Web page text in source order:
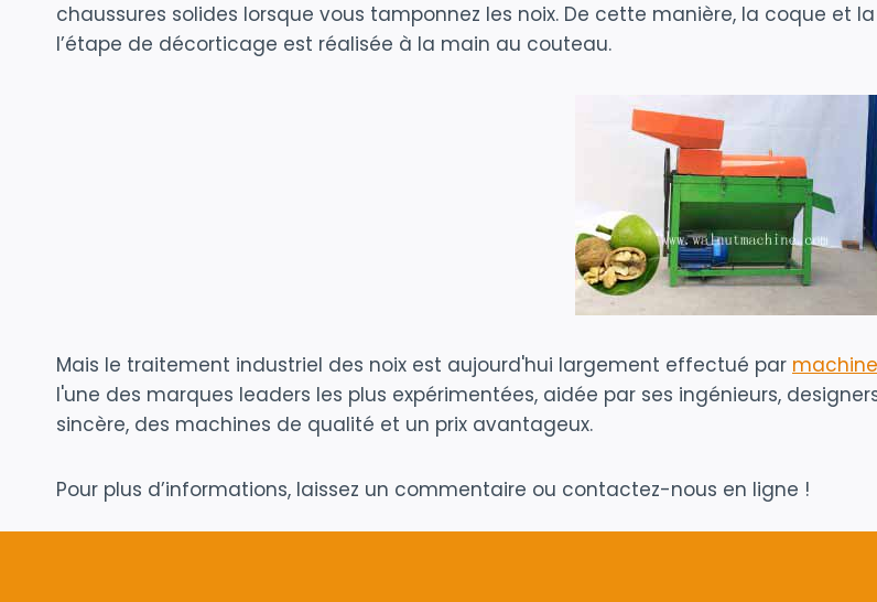
chaussures solides lorsque vous tamponnez les noix. De cette manière, la coque et
l’étape de décorticage est réalisée à la main au couteau.
Mais le traitement industriel des noix est aujourd'hui largement effectué par
l'une des marques leaders les plus expérimentées, aidée par ses ingénieurs,
sincère, des machines de qualité et un prix avantageux.
Pour plus d’informations, laissez un commentaire ou contactez-nous en ligne !